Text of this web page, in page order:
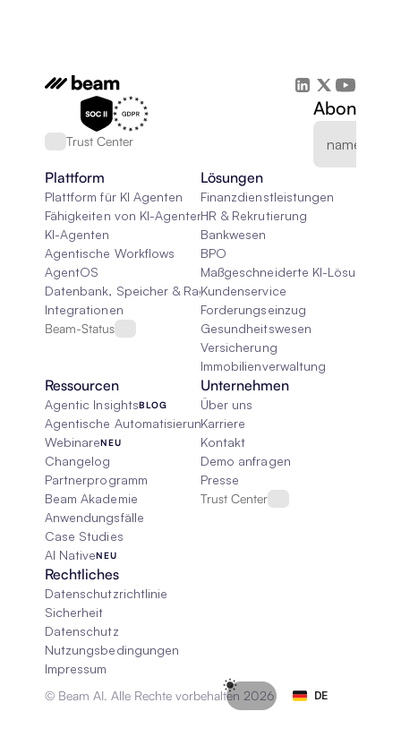
Trust Center
Plattform
Plattform für KI Agenten
Fähigkeiten von KI-Agenten
KI-Agenten
Agentische Workflows
AgentOS
Datenbank, Speicher & Rag
Integrationen
Beam-Status
Lösungen
Finanzdienstleistungen
HR & Rekrutierung
Bankwesen
BPO
Maßgeschneiderte KI-Lösungen
Kundenservice
Forderungseinzug
Gesundheitswesen
Versicherung
Immobilienverwaltung
Ressourcen
Agentic InsightsBLOG
Agentische Automatisierung 101
WebinareNEU
Changelog
Partnerprogramm
Beam Akademie
Anwendungsfälle
Case Studies
AI NativeNEU
Unternehmen
Über uns
Karriere
Kontakt
Demo anfragen
Presse
Trust Center
Rechtliches
Datenschutzrichtlinie
Sicherheit
Datenschutz
Nutzungsbedingungen
Impressum
© Beam AI. Alle Rechte vorbehalten 2026
DE